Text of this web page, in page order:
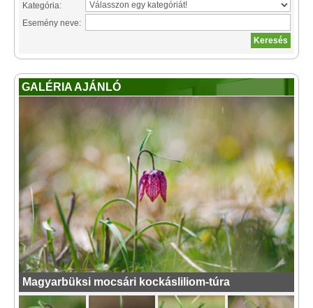
Kategória:
Esemény neve:
GALÉRIA AJÁNLÓ
Magyarbüksi mocsári kockásliliom-túra